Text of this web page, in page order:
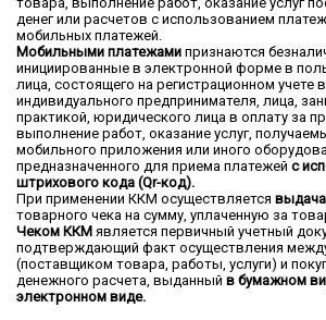
денег или расчетов с использованием
мобильных платежей.
Мобильными платежами признаются
инициированные в электронной форме в
лица, состоящего на регистрационном учете
индивидуального предпринимателя, лица,
практикой, юридического лица в оплату за
выполнение работ, оказание услуг,
мобильного приложения или иного
предназначенного для приема платежей с
штрихового кода (Qr-код).
При применении ККМ осуществляется
товарного чека на сумму, уплаченную за
Чеком ККМ является первичный учетный
подтверждающий факт осуществления
(поставщиком товара, работы, услуги) и
денежного расчета, выданный в бумажном
электронном виде.